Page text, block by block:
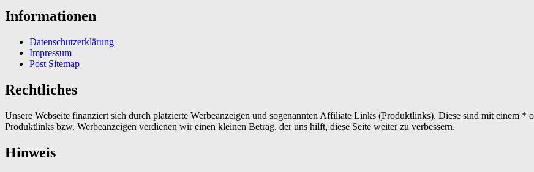
Informationen
Datenschutzerklärung
Impressum
Post Sitemap
Rechtliches
Unsere Webseite finanziert sich durch platzierte Werbeanzeigen und sogenannten Affiliate Links (Produktlinks). Diese sind mit einem
Produktlinks bzw. Werbeanzeigen verdienen wir einen kleinen Betrag, der uns hilft, diese Seite weiter zu verbessern.
Hinweis